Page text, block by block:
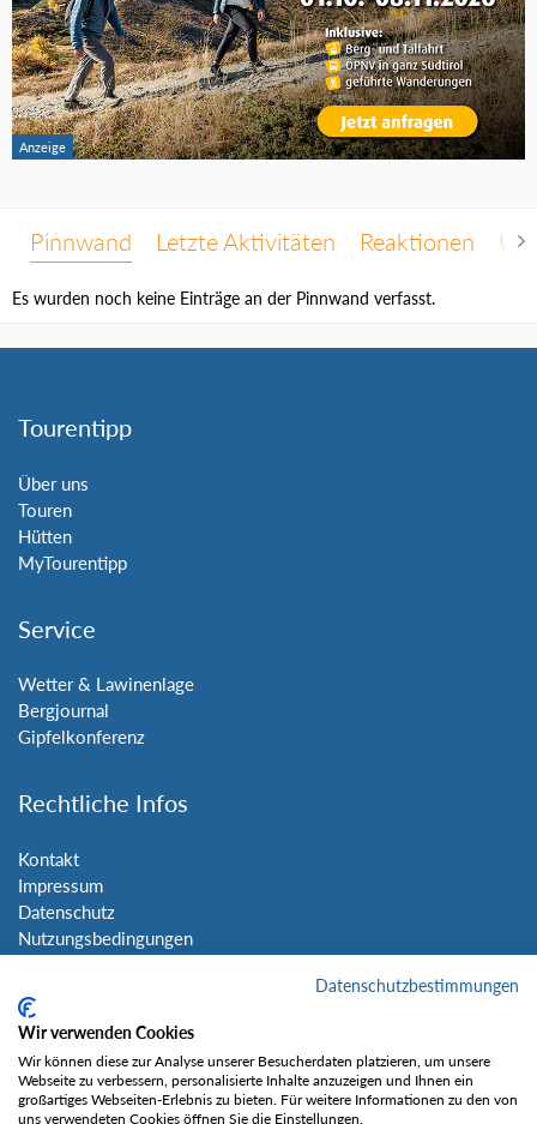
Pinnwand Letzte Aktivitäten Reaktionen
Es wurden noch keine Einträge an der Pinnwand verfasst.
Tourentipp
Über uns
Touren
Hütten
MyTourentipp
Service
Wetter & Lawinenlage
Bergjournal
Gipfelkonferenz
Rechtliche Infos
Kontakt
Impressum
Datenschutz
Nutzungsbedingungen
Social Media
Datenschutzbestimmungen
Wir verwenden Cookies
Wir können diese zur Analyse unserer Besucherdaten platzieren, um unsere
Webseite zu verbessern, personalisierte Inhalte anzuzeigen und Ihnen ein
großartiges Webseiten-Erlebnis zu bieten. Für weitere Informationen zu den von
uns verwendeten Cookies öffnen Sie die Einstellungen.